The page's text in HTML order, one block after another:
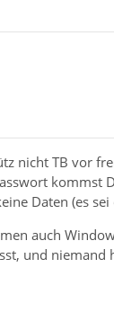
nicht TB vor
kommst
Daten (es
auch
und